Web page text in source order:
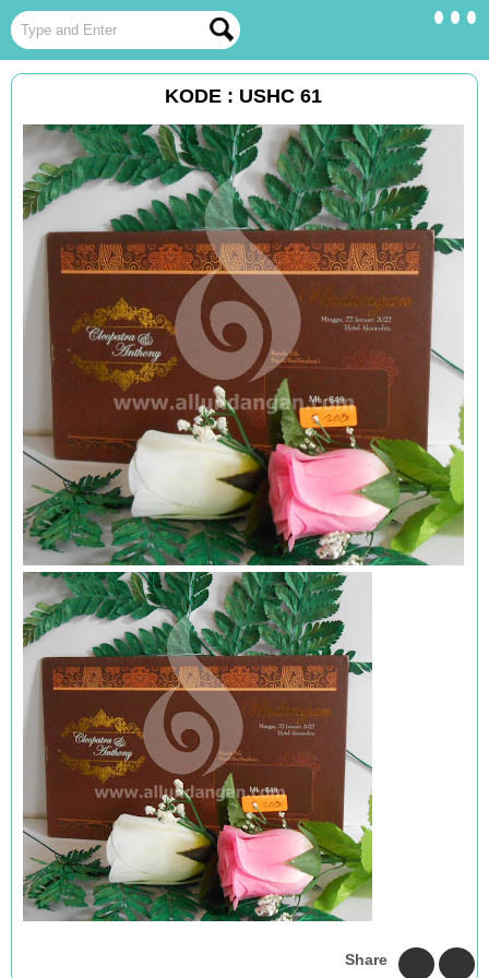
KODE : USHC 61
Share